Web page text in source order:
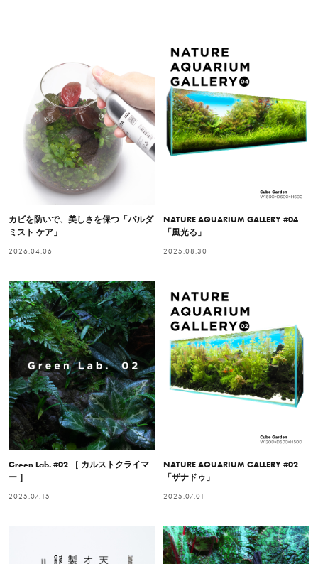
カビを防いで、美しさを保つ「パルダ
ミスト ケア」
2026.04.06
NATURE AQUARIUM GALLERY #04
「風光る」
2025.08.30
Green Lab. #02 ［ カルストクライマ
ー ］
2025.07.15
NATURE AQUARIUM GALLERY #02
「ザナドゥ」
2025.07.01